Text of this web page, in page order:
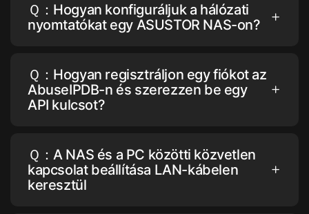
Ｑ：Hogyan konfiguráljuk a hálózati
nyomtatókat egy ASUSTOR NAS-on?
Ｑ：Hogyan regisztráljon egy fiókot az
AbuseIPDB-n és szerezzen be egy
API kulcsot?
Ｑ：A NAS és a PC közötti közvetlen
kapcsolat beállítása LAN-kábelen
keresztül